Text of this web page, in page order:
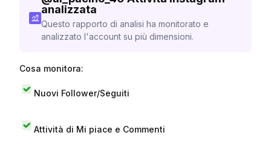
analizzata
Questo rapporto di analisi ha monitorato e
analizzato l'account su più dimensioni.
Cosa monitora:
Nuovi Follower/Seguiti
Attività di Mi piace e Commenti